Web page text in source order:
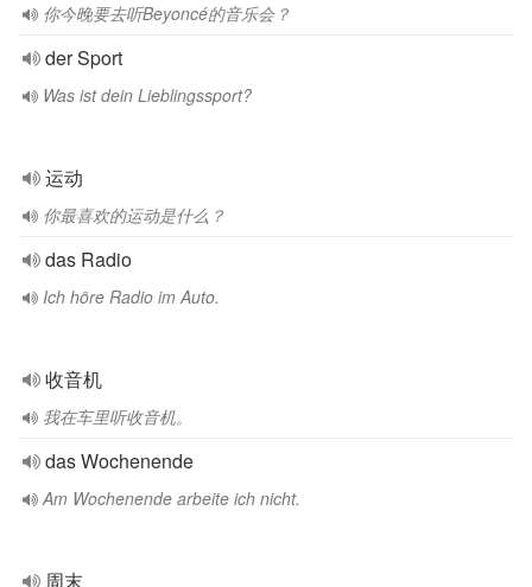
你今晚要去听Beyoncé的音乐会？
der Sport
Was ist dein Lieblingssport?
运动
你最喜欢的运动是什么？
das Radio
Ich höre Radio im Auto.
收音机
我在车里听收音机。
das Wochenende
Am Wochenende arbeite ich nicht.
周末